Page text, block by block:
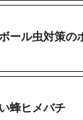
ール虫対策の
蜂ヒメバチ